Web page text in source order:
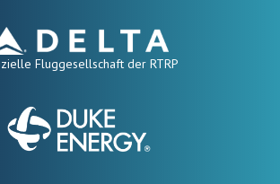
Fluggesellschaft der RTRP